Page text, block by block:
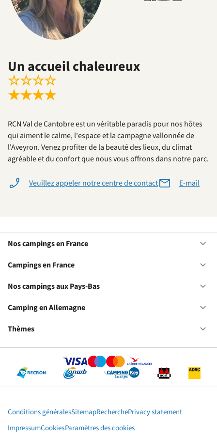
Un accueil chaleureux
☆☆☆☆
★★★★
RCN Val de Cantobre est un véritable paradis pour nos hôtes
qui aiment le calme, l'espace et la campagne vallonnée de
l'Aveyron. Venez profiter de la beauté des lieux, du climat
agréable et du confort que nous vous offrons dans notre parc.
Veuillez appeler notre centre de contact E-mail
Nos campings en France
Campings en France
Nos campings aux Pays-Bas
Camping en Allemagne
Thèmes
Conditions généralesSitemapRecherchePrivacy statement
ImpressumCookiesParamètres des cookies